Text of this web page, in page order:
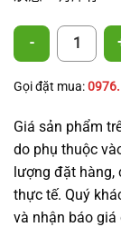
排氣閥，0.18 bar
Gọi đặt mua:
Giá sản phẩm
do phụ thuộc
lượng đặt hàng,
thực tế. Quý
và nhận báo giá